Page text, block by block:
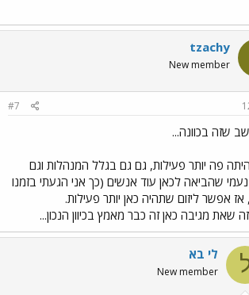
tzachy
New member
#7
שזה בכוונה...
פה יותר פעילות, גם גם בגלל המנהלות וגם
שהביאה לכאן עוד אנשים (כך אני הגעתי בזמנו
אז אפשר ליזום שתהיה כאן יותר פעילות.
שאת מגיבה כאן זה כבר מאמץ בכיוון הנכון...
לי בא
New member